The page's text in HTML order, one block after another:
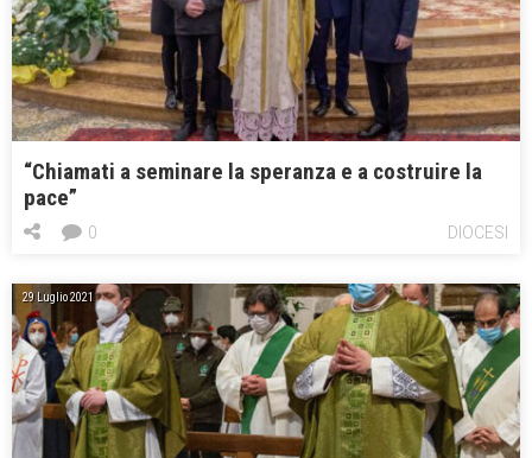
“Chiamati a seminare la speranza e a costruire la
pace”
DIOCESI
0
29 Luglio 2021